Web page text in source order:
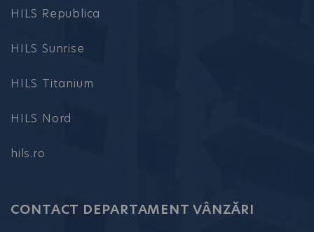
HILS Republica
HILS Sunrise
HILS Titanium
HILS Nord
hils.ro
CONTACT DEPARTAMENT VÂNZĂRI